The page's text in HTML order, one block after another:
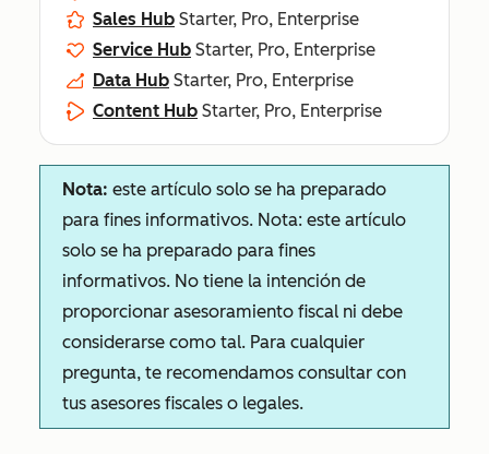
Sales Hub Starter, Pro, Enterprise
Service Hub Starter, Pro, Enterprise
Data Hub Starter, Pro, Enterprise
Content Hub Starter, Pro, Enterprise
Nota: este artículo solo se ha preparado
para fines informativos. Nota: este artículo
solo se ha preparado para fines
informativos. No tiene la intención de
proporcionar asesoramiento fiscal ni debe
considerarse como tal. Para cualquier
pregunta, te recomendamos consultar con
tus asesores fiscales o legales.